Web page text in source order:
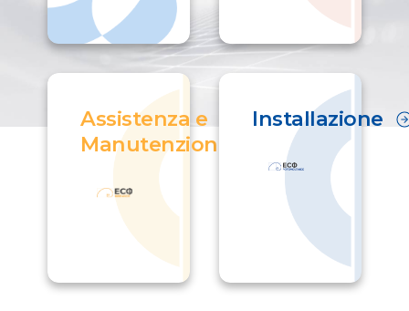
Assistenza e
Manutenzione
Installazione